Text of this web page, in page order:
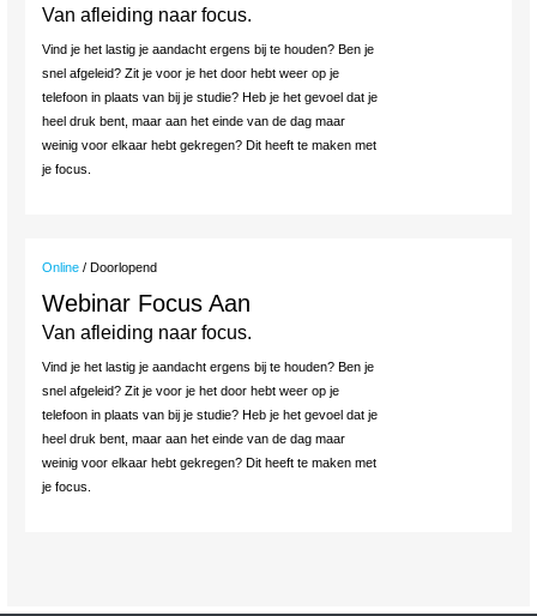
Van afleiding naar focus.
Vind je het lastig je aandacht ergens bij te houden? Ben je
snel afgeleid? Zit je voor je het door hebt weer op je
telefoon in plaats van bij je studie? Heb je het gevoel dat je
heel druk bent, maar aan het einde van de dag maar
weinig voor elkaar hebt gekregen? Dit heeft te maken met
je focus.
Online / Doorlopend
Webinar Focus Aan
Van afleiding naar focus.
Vind je het lastig je aandacht ergens bij te houden? Ben je
snel afgeleid? Zit je voor je het door hebt weer op je
telefoon in plaats van bij je studie? Heb je het gevoel dat je
heel druk bent, maar aan het einde van de dag maar
weinig voor elkaar hebt gekregen? Dit heeft te maken met
je focus.